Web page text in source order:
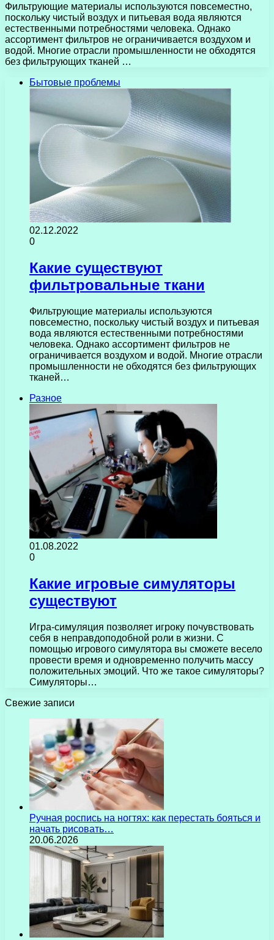
Фильтрующие материалы используются повсеместно,
поскольку чистый воздух и питьевая вода являются
естественными потребностями человека. Однако
ассортимент фильтров не ограничивается воздухом и
водой. Многие отрасли промышленности не обходятся
без фильтрующих тканей …
Бытовые проблемы
02.12.2022
0
Какие существуют
фильтровальные ткани
Фильтрующие материалы используются
повсеместно, поскольку чистый воздух и питьевая
вода являются естественными потребностями
человека. Однако ассортимент фильтров не
ограничивается воздухом и водой. Многие отрасли
промышленности не обходятся без фильтрующих
тканей…
Разное
01.08.2022
0
Какие игровые симуляторы
существуют
Игра-симуляция позволяет игроку почувствовать
себя в неправдоподобной роли в жизни. С
помощью игрового симулятора вы сможете весело
провести время и одновременно получить массу
положительных эмоций. Что же такое симуляторы?
Симуляторы…
Свежие записи
Ручная роспись на ногтях: как перестать бояться и
начать рисовать…
20.06.2026